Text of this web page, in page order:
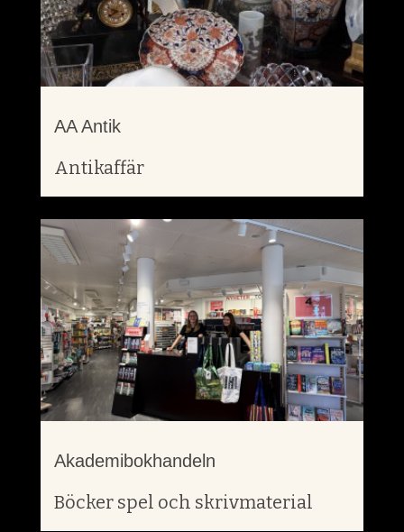
AA Antik
Antikaffär
Akademibokhandeln
Böcker spel och skrivmaterial